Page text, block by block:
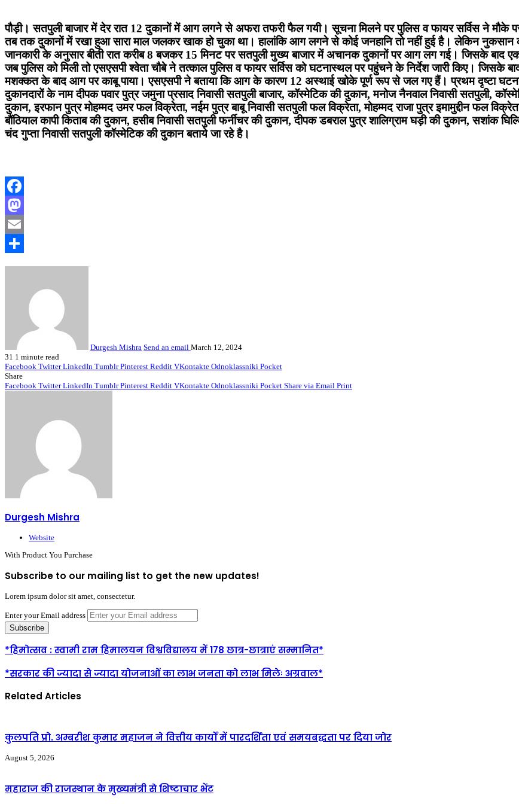
पौड़ी। सतपुली बाजार में देर रात 12 दुकानों में आग लगने से अफरा तफरी फैल गयी। सूचना मिलने पर पुलिस व फायर सर्विस ने
तब तक दुकानों में रखा हुआ सारा माल जलकर खाक हो चुका था। हालांकि आग लगने से कोई जनहानि तो नहीं हुई है। लेकिन
जानकारी के अनुसार बीती रात करीब 8 बजकर 15 मिनट पर सतपुली मुख्य बाजार में अचानक दुकानों पर आग लग गई। जिसके
जब पुलिस को मिली तो एसएसपी श्वेता चौबे ने तत्काल पुलिस व फायर सर्विस को घटनास्थल पर पहुंचने के निर्देश जारी किए। जिसके
मशक्कत के बाद आग पर काबू पाया। एसएसपी ने बताया कि आग के कारण 12 अस्थाई खोके पूर्ण रूप से जल गए हैं। प्रथम दृष्टा घटना
दुकानदारों के नाम दीपक पवार पुत्र जमुना प्रसाद निवासी सतपुली बाजार, कॉस्मेटिक की दुकान, मनोज नैनवाल निवासी सतपुली,
दुकान, इरफान पुत्र मोहम्मद उमर फल विक्रेता, नईम पुत्र बाबू निवासी सतपुली फल विक्रेता, मोहम्मद राजा पुत्र इमामुद्दीन फल
बौंठियाल कापी किताब की दुकान, हसीब निवासी सतपुली फर्नीचर की दुकान, दीपक डबराल पुत्र शालिग्राम घड़ी की दुकान, सशांक
चंद गुप्ता निवासी सतपुली कॉस्मेटिक की दुकान बताये जा रहे है।
Facebook
Mastodon
Email
Durgesh Mishra Send an email March 12, 2024
31 1 minute read
Facebook Twitter LinkedIn Tumblr Pinterest Reddit VKontakte Odnoklassniki Pocket
Share
Facebook Twitter LinkedIn Tumblr Pinterest Reddit VKontakte Odnoklassniki Pocket Share via Email Print
Durgesh Mishra
Website
With Product You Purchase
Subscribe to our mailing list to get the new updates!
Lorem ipsum dolor sit amet, consectetur.
Enter your Email address
*हिमोत्सव : स्वामी राम हिमालयन विश्वविद्यालय में 178 छात्र-छात्राएं सम्मानित*
*सरकार की ज्यादा से ज्यादा योजनाओं का लाभ जनता को लाभ मिलेः अग्रवाल*
Related Articles
कुलपति प्रो. अम्बरीश कुमार महाजन ने वित्तीय कार्यों में पारदर्शिता एवं समयबद्धता पर दिया जोर
August 5, 2026
महाराज की राजस्थान के मुख्यमंत्री से शिष्टाचार भेंट